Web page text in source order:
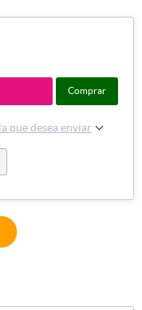
Comprar
que desea enviar